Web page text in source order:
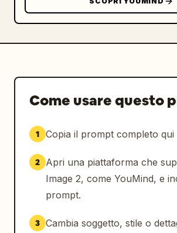
Come usare questo
1 Copia il prompt completo qui
2
Apri una piattaforma che
Image 2, come YouMind, e
prompt.
3 Cambia soggetto, stile o